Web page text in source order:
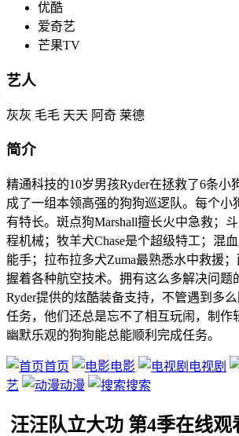
优酷
爱奇艺
芒果TV
艺人
灰灰 毛毛 天天 阿奇 莱德
简介
精通科技的10岁男孩Ryder在拯救了6条小
成了一组本领高强的狗狗巡逻队。每个小
有特长。斑点狗Marshall擅长火中急救；
程机械；牧羊犬Chase是个超级特工；混
能手；拉布拉多犬Zuma最熟悉水中救援
握着各种航空技术。拥有这么多解决问题
Ryder提供的炫酷装备支持，不管遇到多
任务，他们还总是忘不了相互玩闹，制作
幽默乐观的狗狗能总能顺利完成任务。
首页 电影 电视剧
艺
动漫 搜索
汪汪队立大功 第4季在线